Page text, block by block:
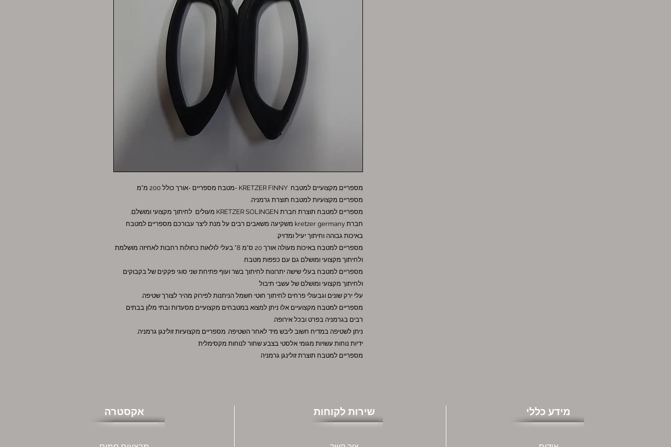
מספריים מקצועיים למטבח KRETZER FINNY -מטבח מספריים -אורך כולל 200 מ"מ
מספריים מקצועיות למטבח תוצרת גרמניה.
מספריים למטבח תוצרת חברת KRETZER SOLINGEN מעולים לחיתוך מקצועי ומושלם.
חברת kretzer germany משקיעה משאבים רבים על מנת ליצר עבורכם מספריים למטבח
באיכות גבוהה וחיתוך יעיל ומדויק.
מספריים למטבח באיכות מעולה אורך 20 ס"מ 8" בעלי לולאות כחולות רחבות לאחיזה מושלמת
ולחיתוך מקצועי ומושלם גם עם כפפות מטבח.
מספריים למטבח בעלי שישה יתרונות לחיתוך בשר ועוף פתיחת שני סוגי פקקים של בקבוקים
ולחיתוך מקצועי ומושלם של עשבי תיבול
עלי ירק שונים וגבעולי פרחים לחיתוך חוטי חשמל הניתנות לפירוק מהיר לצורך שטיפה.
מספריים למטבח מקצועיים אלו ניתן למצוא במטבחים מקצועיים מסעדות ובתי מלון בבתים
רבים בגרמניה בפרט ובכל אירופה.
ניתן לשטיפה במדיח חשוב ליבש מיד לאחר השטיפה. מספריים מקצועיות זולינגן גרמניה.
ידיות נוחות עשויות מגומי אלסטי בצבע שחור לנוחות מקסימלית
מספריים למטבח תוצרת זולינגן גרמניה
אקסטרה שירות לקוחות מידע כללי